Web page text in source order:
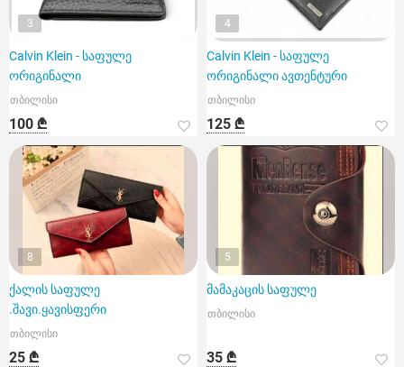
3
Calvin Klein - საფულე
ორიგინალი
თბილისი
100 ₾
4
Calvin Klein - საფულე
ორიგინალი ავთენტური
თბილისი
125 ₾
8
ქალის საფულე
.შავი.ყავისფერი
თბილისი
25 ₾
5
მამაკაცის საფულე
თბილისი
35 ₾